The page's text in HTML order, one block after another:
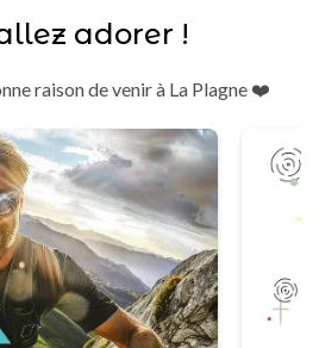
adorer !
raison de venir à La Plagne ❤️